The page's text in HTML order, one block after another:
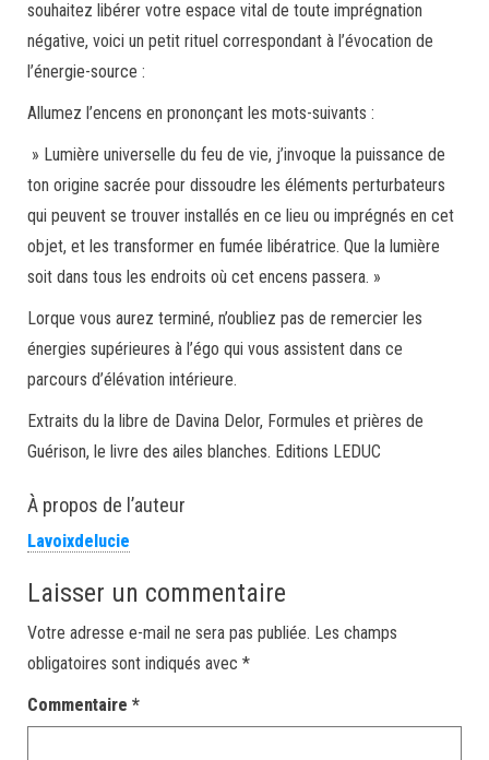
souhaitez libérer votre espace vital de toute imprégnation
négative, voici un petit rituel correspondant à l’évocation de
l’énergie-source :
Allumez l’encens en prononçant les mots-suivants :
» Lumière universelle du feu de vie, j’invoque la puissance de
ton origine sacrée pour dissoudre les éléments perturbateurs
qui peuvent se trouver installés en ce lieu ou imprégnés en cet
objet, et les transformer en fumée libératrice. Que la lumière
soit dans tous les endroits où cet encens passera. »
Lorque vous aurez terminé, n’oubliez pas de remercier les
énergies supérieures à l’égo qui vous assistent dans ce
parcours d’élévation intérieure.
Extraits du la libre de Davina Delor, Formules et prières de
Guérison, le livre des ailes blanches. Editions LEDUC
À propos de l’auteur
Lavoixdelucie
Laisser un commentaire
Votre adresse e-mail ne sera pas publiée. Les champs
obligatoires sont indiqués avec *
Commentaire *